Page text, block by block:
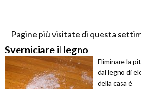
Pagine più visitate di questa
Sverniciare il legno
Eliminare la
dal legno di
della casa è